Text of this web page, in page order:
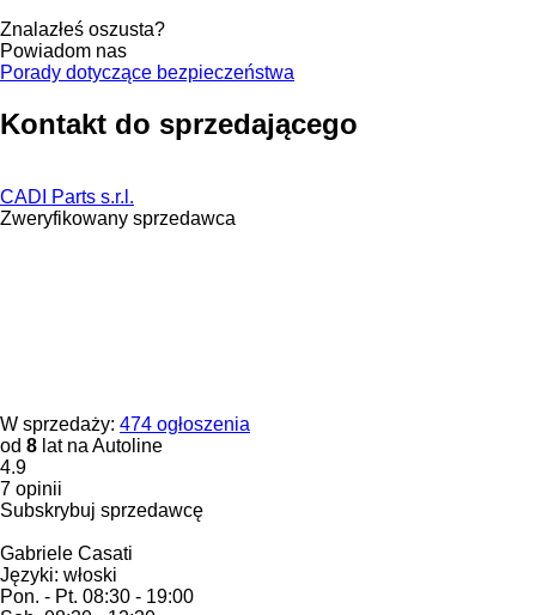
Znalazłeś oszusta?
Powiadom nas
Porady dotyczące bezpieczeństwa
Kontakt do sprzedającego
CADI Parts s.r.l.
Zweryfikowany sprzedawca
W sprzedaży: 474 ogłoszenia
od 8 lat na Autoline
4.9
7 opinii
Subskrybuj sprzedawcę
Gabriele Casati
Języki: włoski
Pon. - Pt. 08:30 - 19:00